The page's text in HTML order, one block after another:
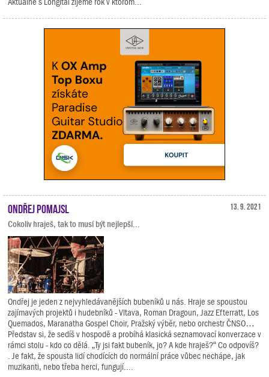
13. 9. 2021
Ondřej Pomajsl
Cokoliv hraješ, tak to musí být nejlepší...
Ondřej je jeden z nejvyhledávanějších bubeníků u nás. Hraje se spoustou
zajímavých projektů i hudebníků - Vltava, Roman Dragoun, Jazz Efterratt, Los
Quemados, Maranatha Gospel Choir, Pražský výběr, nebo orchestr ČNSO…
Představ si, že sedíš v hospodě a probíhá klasická seznamovací konverzace v
rámci stolu - kdo co dělá. „Ty jsi fakt bubeník, jo? A kde hraješ?“ Co odpovíš?
. Je fakt, že spousta lidí chodících do normální práce vůbec nechápe, jak
muzikanti, nebo třeba herci, fungují....